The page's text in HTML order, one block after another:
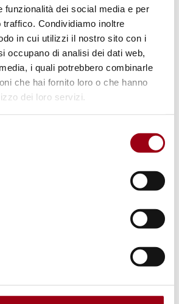
funzionalità dei social media e per
Condividiamo inoltre
in cui utilizzi il nostro sito con i
occupano di analisi dei dati web,
i quali potrebbero combinarle
che hai fornito loro o che hanno
dei loro servizi.
Press, Peace Human
(VOL. 5, NO. 2 July-